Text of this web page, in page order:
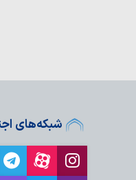
از تهدیدهای نظامی،
پیروزی نهایی است
سرمایه بزرگ اتحاد و
شبکه‌های